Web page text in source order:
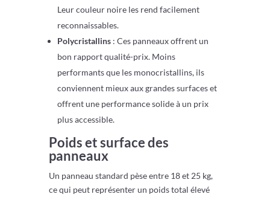
Leur couleur noire les rend facilement
reconnaissables.
Polycristallins: Ces panneaux offrent un
bon rapport qualité-prix. Moins
performants que les monocristallins, ils
conviennent mieux aux grandes surfaces et
offrent une performance solide à un prix
plus accessible.
Poids et surface des
panneaux
Un panneau standard pèse entre 18 et 25 kg,
ce qui peut représenter un poids total élevé